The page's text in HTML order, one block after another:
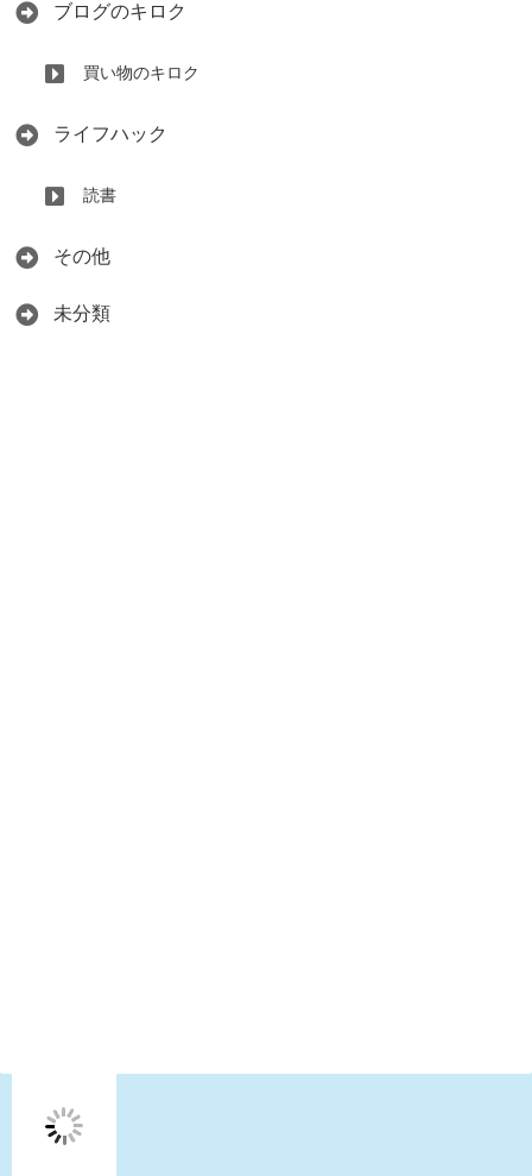
ブログのキロク
買い物のキロク
ライフハック
読書
その他
未分類